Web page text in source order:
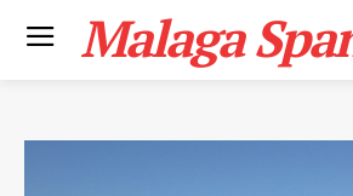
Malaga